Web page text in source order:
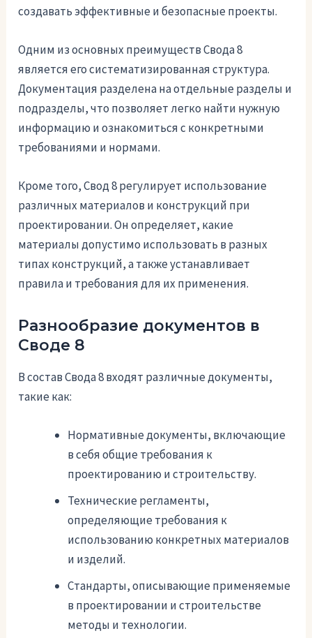
создавать эффективные и безопасные проекты.
Одним из основных преимуществ Свода 8
является его систематизированная структура.
Документация разделена на отдельные разделы и
подразделы, что позволяет легко найти нужную
информацию и ознакомиться с конкретными
требованиями и нормами.
Кроме того, Свод 8 регулирует использование
различных материалов и конструкций при
проектировании. Он определяет, какие
материалы допустимо использовать в разных
типах конструкций, а также устанавливает
правила и требования для их применения.
Разнообразие документов в
Своде 8
В состав Свода 8 входят различные документы,
такие как:
Нормативные документы, включающие
в себя общие требования к
проектированию и строительству.
Технические регламенты,
определяющие требования к
использованию конкретных материалов
и изделий.
Стандарты, описывающие применяемые
в проектировании и строительстве
методы и технологии.